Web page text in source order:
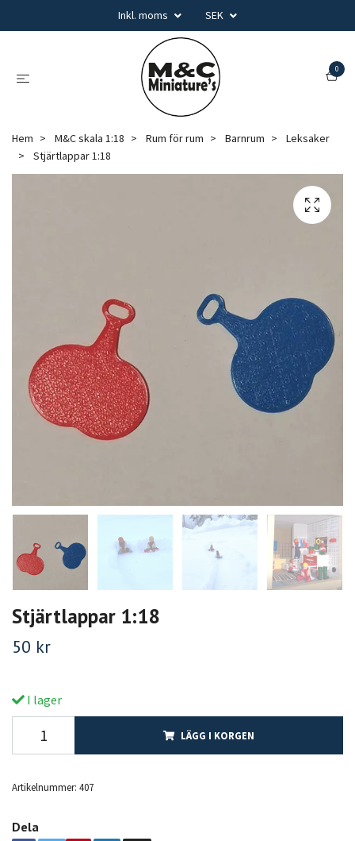
Inkl. moms SEK
0
Hem M&C skala 1:18 Rum för rum Barnrum
Leksaker
Stjärtlappar 1:18
Stjärtlappar 1:18
50 kr
I lager
LÄGG I KORGEN
Artikelnummer: 407
Dela